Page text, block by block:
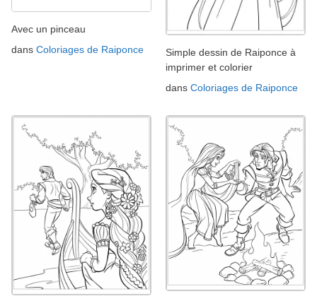
Avec un pinceau
dans Coloriages de Raiponce
Simple dessin de Raiponce à
imprimer et colorier
dans Coloriages de Raiponce